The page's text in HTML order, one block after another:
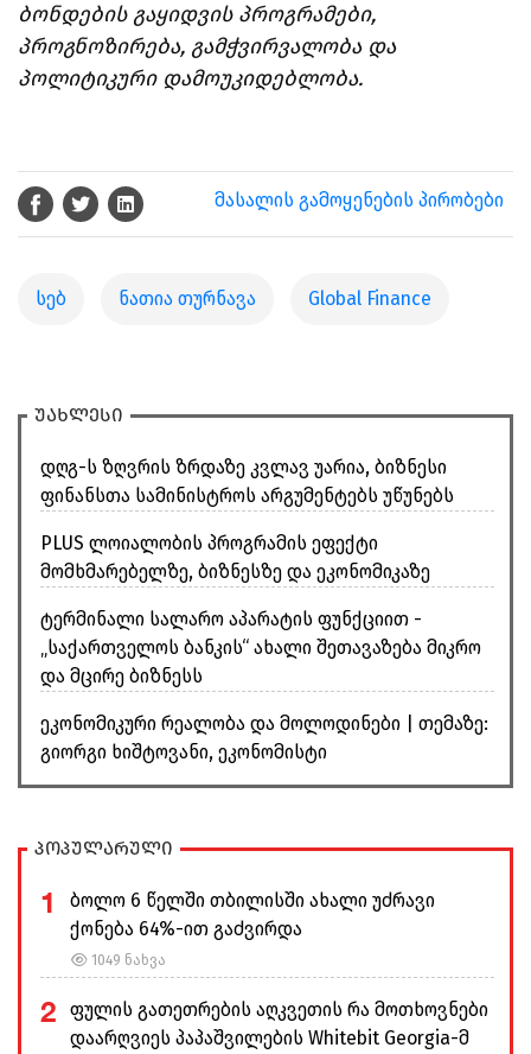
ბონდების გაყიდვის პროგრამები,
პროგნოზირება, გამჭვირვალობა და
პოლიტიკური დამოუკიდებლობა.
მასალის გამოყენების პირობები
სებ ნათია თურნავა Global Finance
უახლესი
დღგ-ს ზღვრის ზრდაზე კვლავ უარია, ბიზნესი
ფინანსთა სამინისტროს არგუმენტებს უწუნებს
PLUS ლოიალობის პროგრამის ეფექტი
მომხმარებელზე, ბიზნესზე და ეკონომიკაზე
ტერმინალი სალარო აპარატის ფუნქციით -
„საქართველოს ბანკის“ ახალი შეთავაზება მიკრო
და მცირე ბიზნესს
ეკონომიკური რეალობა და მოლოდინები | თემაზე:
გიორგი ხიშტოვანი, ეკონომისტი
პოპულარული
1
ბოლო 6 წელში თბილისში ახალი უძრავი
ქონება 64%-ით გაძვირდა
1049 ნახვა
2
ფულის გათეთრების აღკვეთის რა მოთხოვნები
დაარღვიეს პაპაშვილების Whitebit Georgia-მ